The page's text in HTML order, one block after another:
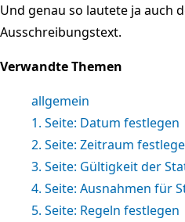
Und genau so lautete ja auch
Ausschreibungstext.
Verwandte Themen
allgemein
1. Seite: Datum festlegen
2. Seite: Zeitraum
3. Seite: Gültigkeit der
4. Seite: Ausnahmen für
5. Seite: Regeln festlegen